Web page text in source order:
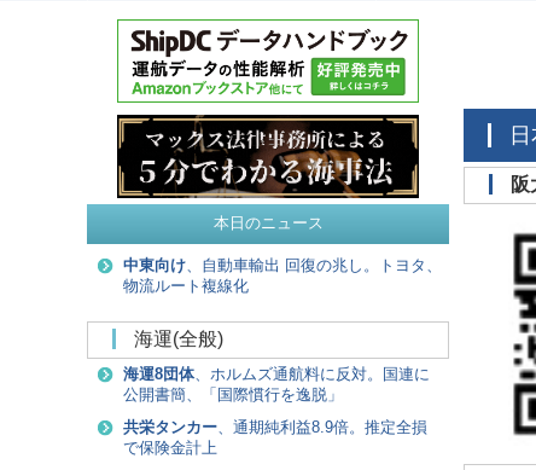
本日のニュース
中東向け、自動車輸出 回復の兆し。トヨタ、
物流ルート複線化
海運(全般)
海運8団体、ホルムズ通航料に反対。国連に
公開書簡、「国際慣行を逸脱」
共栄タンカー、通期純利益8.9倍。推定全損
で保険金計上